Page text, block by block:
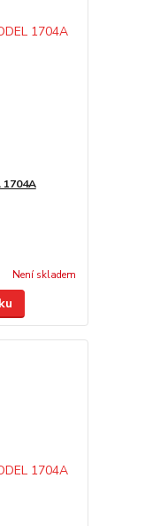
1704A
Není skladem